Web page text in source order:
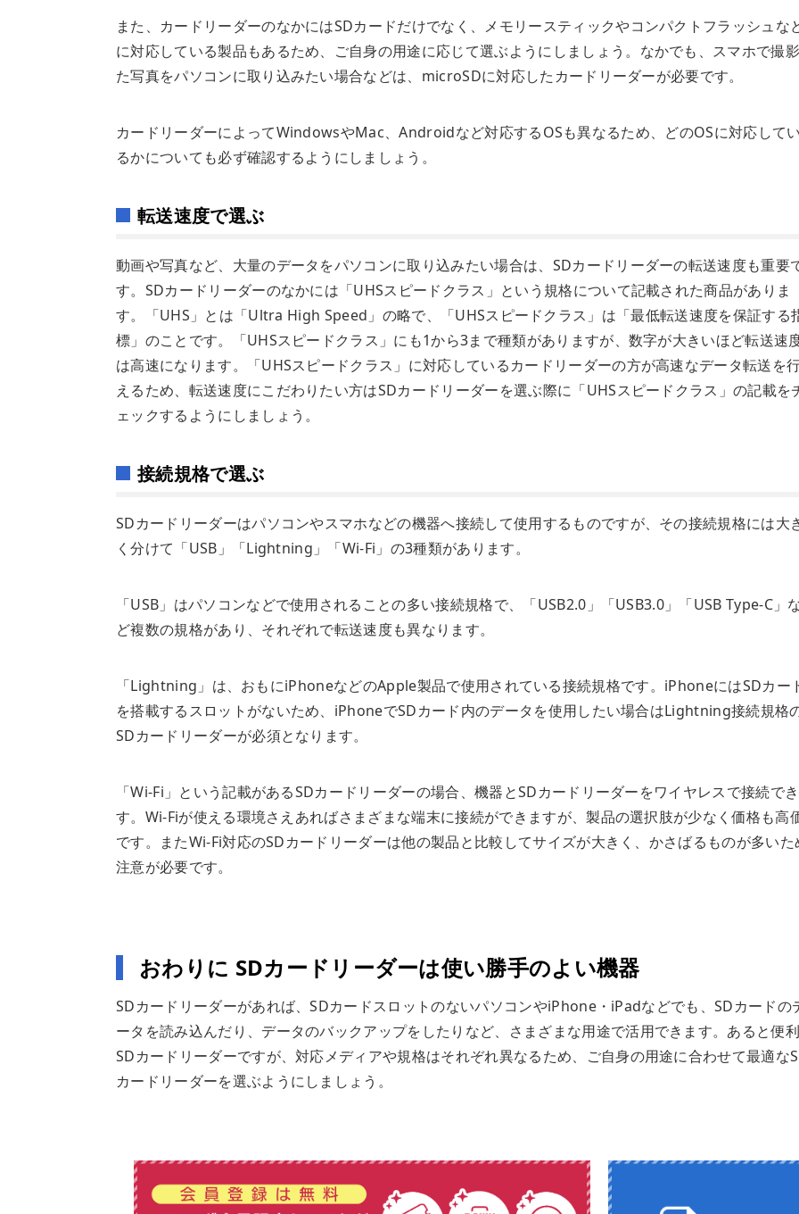
また、カードリーダーのなかにはSDカードだけでなく、メモリースティックやコンパクトフラッシュな
に対応している製品もあるため、ご自身の用途に応じて選ぶようにしましょう。なかでも、スマホで撮
た写真をパソコンに取り込みたい場合などは、microSDに対応したカードリーダーが必要です。
カードリーダーによってWindowsやMac、Androidなど対応するOSも異なるため、どのOSに対応してい
るかについても必ず確認するようにしましょう。
転送速度で選ぶ
動画や写真など、大量のデータをパソコンに取り込みたい場合は、SDカードリーダーの転送速度も重要
す。SDカードリーダーのなかには「UHSスピードクラス」という規格について記載された商品がありま
す。「UHS」とは「Ultra High Speed」の略で、「UHSスピードクラス」は「最低転送速度を保証する
標」のことです。「UHSスピードクラス」にも1から3まで種類がありますが、数字が大きいほど転送速
は高速になります。「UHSスピードクラス」に対応しているカードリーダーの方が高速なデータ転送を
えるため、転送速度にこだわりたい方はSDカードリーダーを選ぶ際に「UHSスピードクラス」の記載を
ェックするようにしましょう。
接続規格で選ぶ
SDカードリーダーはパソコンやスマホなどの機器へ接続して使用するものですが、その接続規格には大
く分けて「USB」「Lightning」「Wi-Fi」の3種類があります。
「USB」はパソコンなどで使用されることの多い接続規格で、「USB2.0」「USB3.0」「USB Type-C」
ど複数の規格があり、それぞれで転送速度も異なります。
「Lightning」は、おもにiPhoneなどのApple製品で使用されている接続規格です。iPhoneにはSDカー
を搭載するスロットがないため、iPhoneでSDカード内のデータを使用したい場合はLightning接続規格
SDカードリーダーが必須となります。
「Wi-Fi」という記載があるSDカードリーダーの場合、機器とSDカードリーダーをワイヤレスで接続でき
す。Wi-Fiが使える環境さえあればさまざまな端末に接続ができますが、製品の選択肢が少なく価格も高
です。またWi-Fi対応のSDカードリーダーは他の製品と比較してサイズが大きく、かさばるものが多いた
注意が必要です。
おわりに SDカードリーダーは使い勝手のよい機器
SDカードリーダーがあれば、SDカードスロットのないパソコンやiPhone・iPadなどでも、SDカードの
ータを読み込んだり、データのバックアップをしたりなど、さまざまな用途で活用できます。あると便
SDカードリーダーですが、対応メディアや規格はそれぞれ異なるため、ご自身の用途に合わせて最適な
カードリーダーを選ぶようにしましょう。